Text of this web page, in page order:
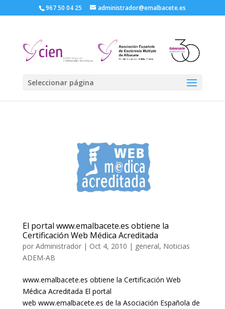
967 50 04 25 administrador@emalbacete.es
Seleccionar página
El portal www.emalbacete.es obtiene la
Certificación Web Médica Acreditada
por Administrador| Oct 4, 2010 | general, Noticias
ADEM-AB
www.emalbacete.es obtiene la Certificación Web
Médica Acreditada El portal
web www.emalbacete.es de la Asociación Española de